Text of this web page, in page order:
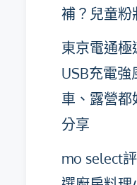
補？兒童粉
東京電通極
USB充電
車、露營
分享
mo select